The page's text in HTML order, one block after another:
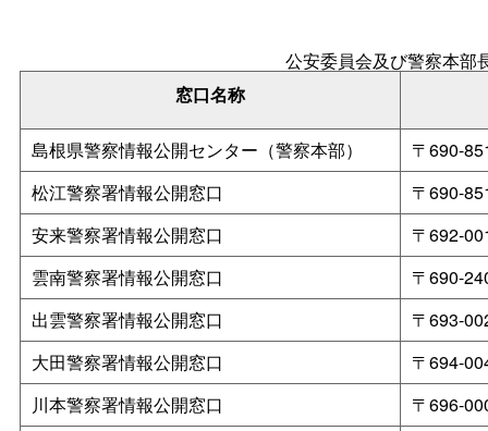
公安委員会及び警察本部
窓口名称
島根県警察情報公開センター（警察本部）
〒690-
松江警察署情報公開窓口
〒690-
安来警察署情報公開窓口
〒692-
雲南警察署情報公開窓口
〒690-
出雲警察署情報公開窓口
〒693-
大田警察署情報公開窓口
〒694-
川本警察署情報公開窓口
〒696-